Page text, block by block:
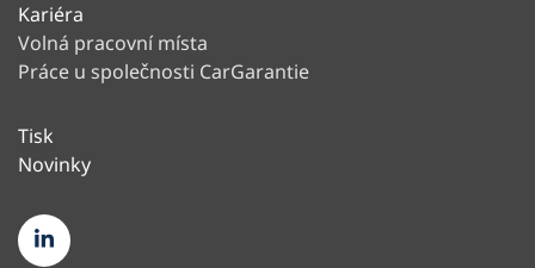
Kariéra
Volná pracovní místa
Práce u společnosti CarGarantie
Tisk
Novinky